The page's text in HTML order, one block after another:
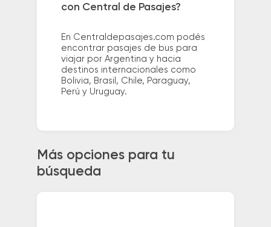
con Central de Pasajes?
En Centraldepasajes.com podés
encontrar pasajes de bus para
viajar por Argentina y hacia
destinos internacionales como
Bolivia, Brasil, Chile, Paraguay,
Perú y Uruguay.
Más opciones para tu
búsqueda